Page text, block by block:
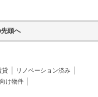
頭へ
貸
リノベーション済み
け物件